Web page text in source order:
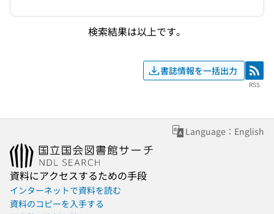
検索結果は以上です。
書誌情報を一括出力 RSS
RSS
Language：English
資料にアクセスするための手段
インターネットで資料を読む
資料のコピーを入手する